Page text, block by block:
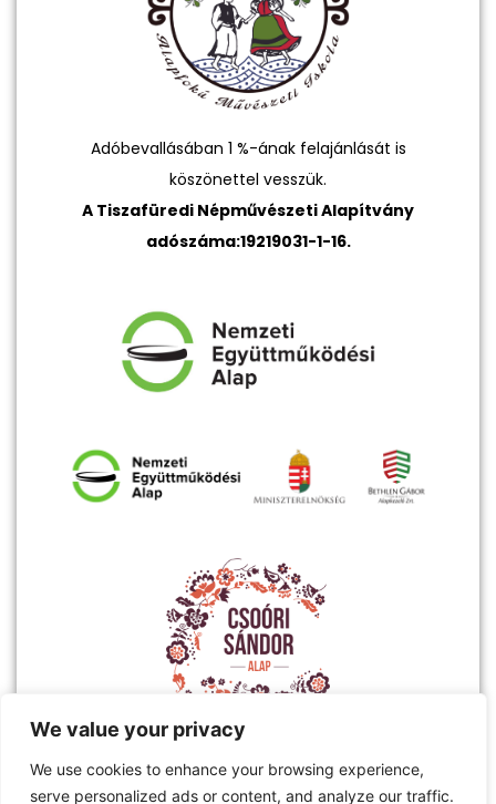
We value your privacy
We use cookies to enhance your browsing experience,
serve personalized ads or content, and analyze our traffic.
Adóbevallásában 1 %-ának felajánlását is
köszönettel vesszük.
A Tiszafüredi Népművészeti Alapítvány
adószáma:19219031-1-16.